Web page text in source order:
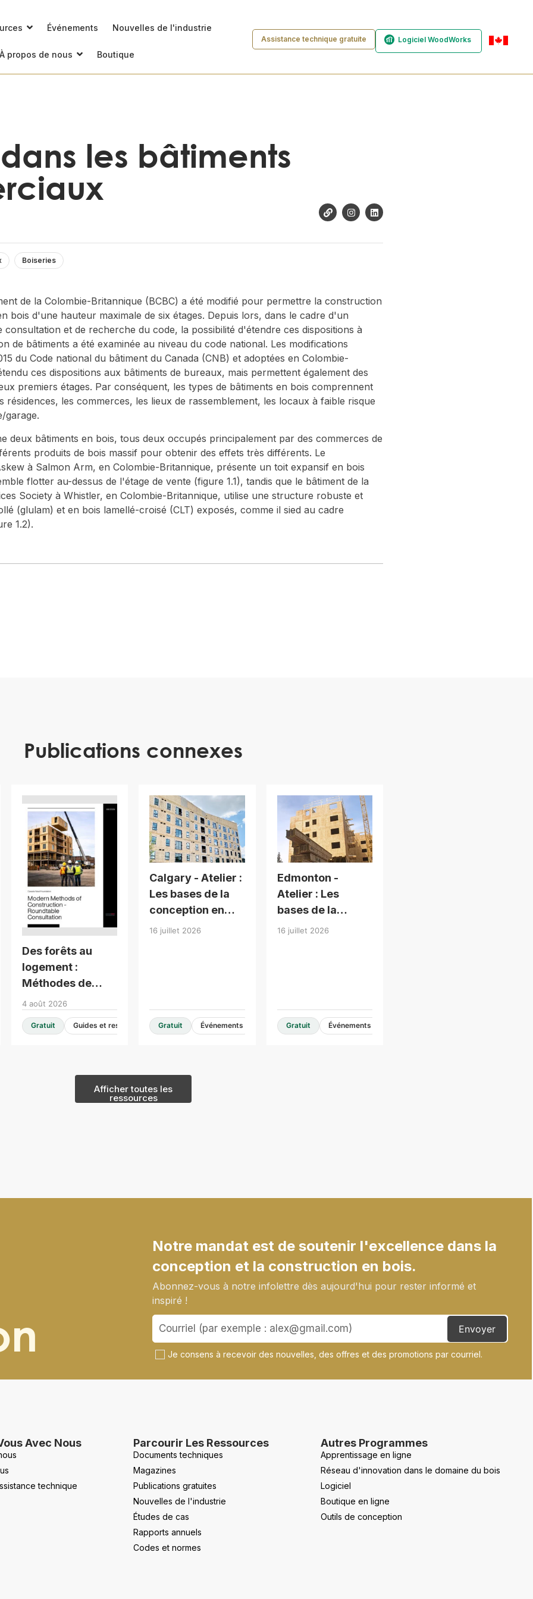
Événements Nouvelles de l'industrie
À propos de nous Boutique
Assistance technique gratuite Logiciel WoodWorks
les bâtiments
Boiseries
de la Colombie-Britannique (BCBC) a été modifié pour permettre la construction
bois d'une hauteur maximale de six étages. Depuis lors, dans le cadre d'un
consultation et de recherche du code, la possibilité d'étendre ces dispositions à
de bâtiments a été examinée au niveau du code national. Les modifications
du Code national du bâtiment du Canada (CNB) et adoptées en Colombie-
ces dispositions aux bâtiments de bureaux, mais permettent également des
premiers étages. Par conséquent, les types de bâtiments en bois comprennent
résidences, les commerces, les lieux de rassemblement, les locaux à faible risque
garage.
deux bâtiments en bois, tous deux occupés principalement par des commerces de
produits de bois massif pour obtenir des effets très différents. Le
à Salmon Arm, en Colombie-Britannique, présente un toit expansif en bois
flotter au-dessus de l'étage de vente (figure 1.1), tandis que le bâtiment de la
Society à Whistler, en Colombie-Britannique, utilise une structure robuste et
(glulam) et en bois lamellé-croisé (CLT) exposés, comme il sied au cadre
1.2).
Publications connexes
Des forêts au
logement :
Méthodes de
construction
modernes -
Consultation en
4 août 2026
Gratuit Guides et ressources de conception
Calgary - Atelier :
Les bases de la
conception en
bois pour
16 juillet 2026
Gratuit Événements
Edmonton -
Atelier : Les
bases de la
conception en
16 juillet 2026
Gratuit Événements
Afficher toutes les
ressources
Notre mandat est de soutenir l'excellence dans la
conception et la construction en bois.
Abonnez-vous à notre infolettre dès aujourd'hui pour rester informé et
inspiré !
Je consens à recevoir des nouvelles, des offres et des promotions par courriel.
Envoyer
Avec Nous
technique
Parcourir Les Ressources
Documents techniques
Magazines
Publications gratuites
Nouvelles de l'industrie
Études de cas
Rapports annuels
Codes et normes
Autres Programmes
Apprentissage en ligne
Réseau d'innovation dans le domaine du bois
Logiciel
Boutique en ligne
Outils de conception